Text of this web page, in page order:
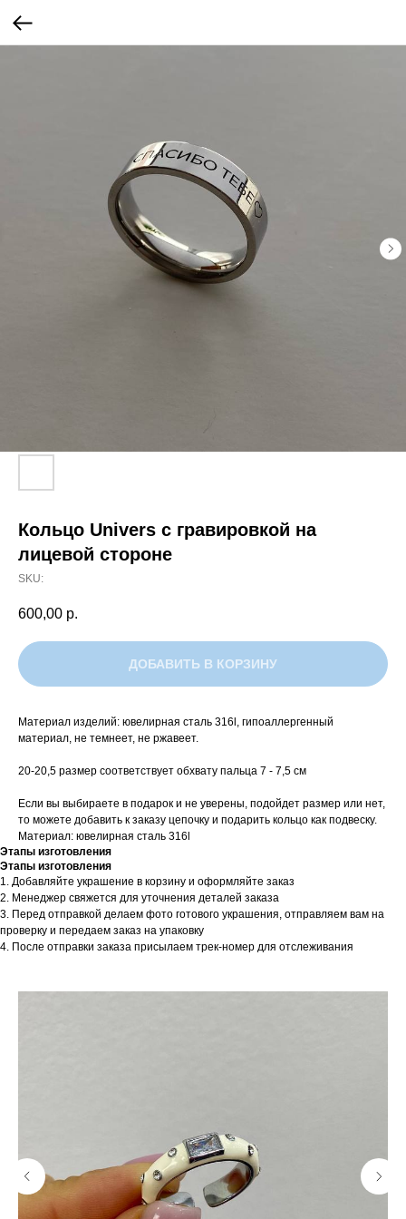
Кольцо Univers с гравировкой на
лицевой стороне
SKU:
600,00 р.
ДОБАВИТЬ В КОРЗИНУ
Материал изделий: ювелирная сталь 316l, гипоаллергенный
материал, не темнеет, не ржавеет.
20-20,5 размер соответствует обхвату пальца 7 - 7,5 см
Если вы выбираете в подарок и не уверены, подойдет размер или нет,
то можете добавить к заказу цепочку и подарить кольцо как подвеску.
Материал: ювелирная сталь 316l
Этапы изготовления
Этапы изготовления
1. Добавляйте украшение в корзину и оформляйте заказ
2. Менеджер свяжется для уточнения деталей заказа
3. Перед отправкой делаем фото готового украшения, отправляем вам на
проверку и передаем заказ на упаковку
4. После отправки заказа присылаем трек-номер для отслеживания